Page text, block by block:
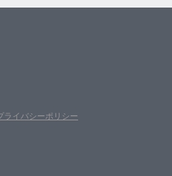
ライバシーポリシー